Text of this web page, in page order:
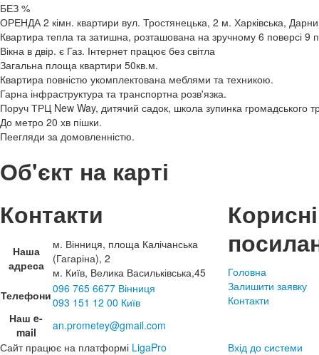
БЕЗ %
ОРЕНДА 2 кімн. квартири вул. Тростянецька, 2 м. Харківська,
Квартира тепла та затишна, розташована на зручному 6 поверсі 9
Вікна в двір. є Газ. Інтернет працює без світла
Загальна площа квартири 50кв.м.
Квартира повністю укомплектована меблями та техникою.
Гарна інфраструктура та транспортна розв'язка.
Поруч ТРЦ New Way, дитячий садок, школа зупинка громадського
До метро 20 хв пішки.
Пеегляди за домовленністю.
Об'єкт на карті
Контакти
Наша
адреса
м. Вінниця, площа Калічанська
(Гагаріна), 2
м. Київ, Велика Васильківська,45
Телефони096 765 6677 Вінниця
093 151 12 00 Київ
Наш e-
mail
an.prometey@gmail.com
Корисні
Головна
Залишити заявку
Контакти
Сайт працює на платформі LigaPro Вхід до системи